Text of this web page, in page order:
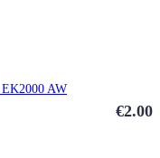
EK2000 AW
€2.00